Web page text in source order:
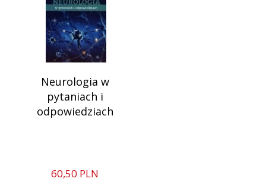
Neurologia w
pytaniach i
odpowiedziach
60,50 PLN